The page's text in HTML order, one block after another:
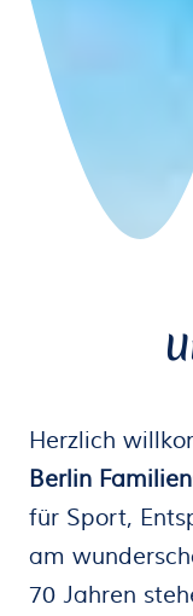
Herzlich
Berlin
für Sport,
am
70 Jahren